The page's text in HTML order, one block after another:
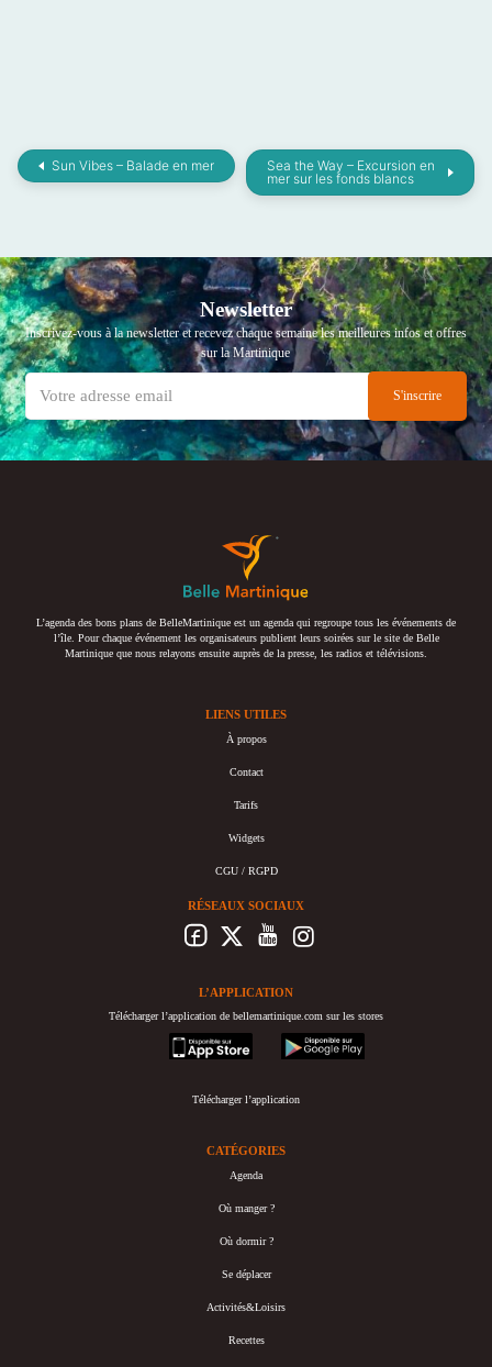
Sun Vibes – Balade en mer
Sea the Way – Excursion en
mer sur les fonds blancs
Newsletter
Inscrivez-vous à la newsletter et recevez chaque semaine les meilleures infos et offres
sur la Martinique
L’agenda des bons plans de BelleMartinique est un agenda qui regroupe tous les événements de
l’île. Pour chaque événement les organisateurs publient leurs soirées sur le site de Belle
Martinique que nous relayons ensuite auprès de la presse, les radios et télévisions.
LIENS UTILES
À propos
Contact
Tarifs
Widgets
CGU / RGPD
RÉSEAUX SOCIAUX
L’APPLICATION
Télécharger l’application de bellemartinique.com sur les stores
appstore
googleplay
Télécharger l’application
CATÉGORIES
Agenda
Où manger ?
Où dormir ?
Se déplacer
Activités&Loisirs
Recettes